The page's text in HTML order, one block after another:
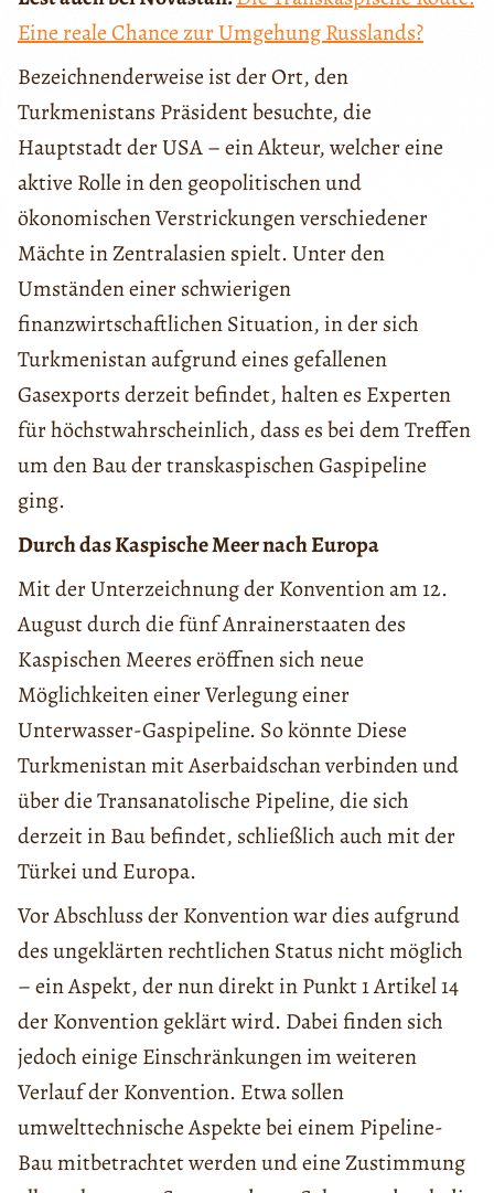
Eine reale Chance zur Umgehung Russlands?
Bezeichnenderweise ist der Ort, den
Turkmenistans Präsident besuchte, die
Hauptstadt der USA – ein Akteur, welcher eine
aktive Rolle in den geopolitischen und
ökonomischen Verstrickungen verschiedener
Mächte in Zentralasien spielt. Unter den
Umständen einer schwierigen
finanzwirtschaftlichen Situation, in der sich
Turkmenistan aufgrund eines gefallenen
Gasexports derzeit befindet, halten es Experten
für höchstwahrscheinlich, dass es bei dem Treffen
um den Bau der transkaspischen Gaspipeline
ging.
Durch das Kaspische Meer nach Europa
Mit der Unterzeichnung der Konvention am 12.
August durch die fünf Anrainerstaaten des
Kaspischen Meeres eröffnen sich neue
Möglichkeiten einer Verlegung einer
Unterwasser-Gaspipeline. So könnte Diese
Turkmenistan mit Aserbaidschan verbinden und
über die Transanatolische Pipeline, die sich
derzeit in Bau befindet, schließlich auch mit der
Türkei und Europa.
Vor Abschluss der Konvention war dies aufgrund
des ungeklärten rechtlichen Status nicht möglich
– ein Aspekt, der nun direkt in Punkt 1 Artikel 14
der Konvention geklärt wird. Dabei finden sich
jedoch einige Einschränkungen im weiteren
Verlauf der Konvention. Etwa sollen
umwelttechnische Aspekte bei einem Pipeline-
Bau mitbetrachtet werden und eine Zustimmung